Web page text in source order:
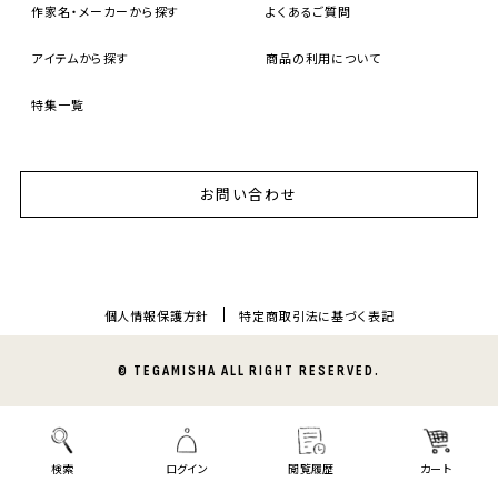
作家名・メーカーから探す
アイテムから探す
特集一覧
よくあるご質問
商品の利用について
お問い合わせ
個人情報保護方針 特定商取引法に基づく表記
© TEGAMISHA ALL RIGHT RESERVED.